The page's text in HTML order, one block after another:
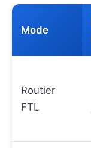
Mode
Routier
FTL